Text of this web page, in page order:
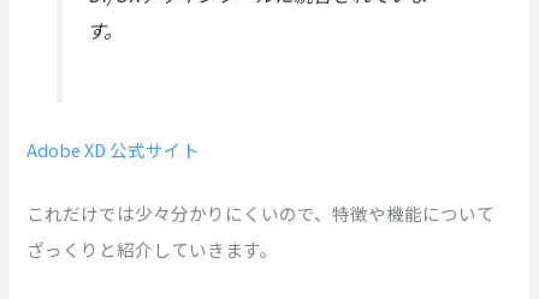
す。
Adobe XD 公式サイト
これだけでは少々分かりにくいので、特徴や機能について
ざっくりと紹介していきます。